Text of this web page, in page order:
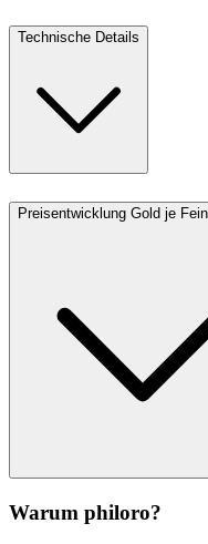
Technische Details
Preisentwicklung Gold je
Warum philoro?